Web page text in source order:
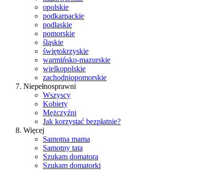
opolskie
podkarpackie
podlaskie
pomorskie
śląskie
świętokrzyskie
warmińsko-mazurskie
wielkopolskie
zachodniopomorskie
Niepełnosprawni
Wszyscy
Kobiety
Mężczyźni
Jak korzystać bezpłatnie?
Więcej
Samotna mama
Samotny tata
Szukam domatora
Szukam domatorki